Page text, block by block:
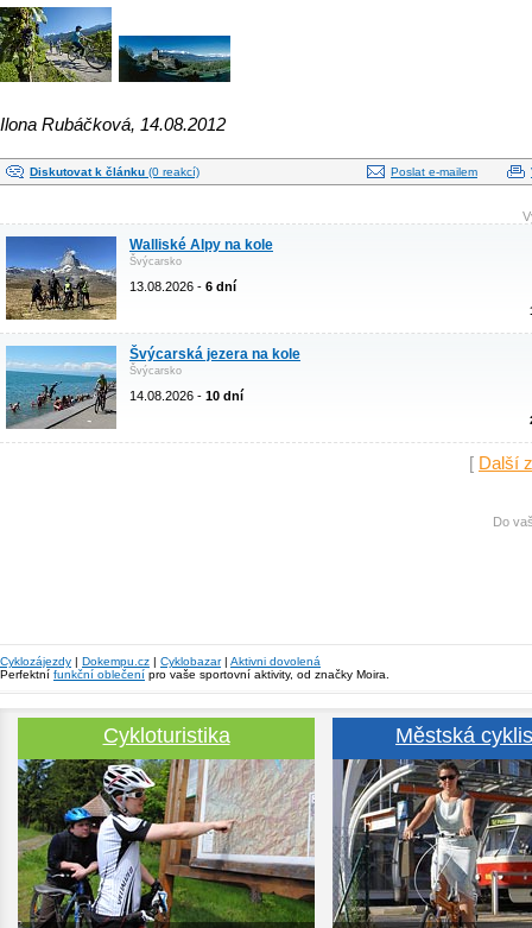
Ilona Rubáčková, 14.08.2012
Diskutovat k článku (0 reakcí) Poslat e-mailem
Walliské Alpy na kole
Švýcarsko
13.08.2026 - 6 dní
Švýcarská jezera na kole
Švýcarsko
14.08.2026 - 10 dní
[ Další
Do
Cyklozájezdy | Dokempu.cz | Cyklobazar| Aktivni dovolená
Perfektní funkční oblečení pro vaše sportovní aktivity, od značky Moira.
Cykloturistika Městská